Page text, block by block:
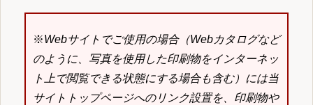
※Webサイトでご使用の場合（Webカタログなど
のように、写真を使用した印刷物をインターネッ
ト上で閲覧できる状態にする場合も含む）には当
サイトトップページへのリンク設置を、印刷物や